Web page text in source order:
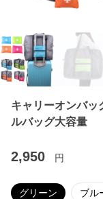
キャリーオンバッ
ルバッグ大容量
2,950 円
グリーン ブル